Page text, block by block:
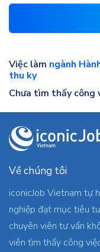
Việc làm ngành
thu ky
Chưa tìm thấy công
Về chúng tôi
iconicJob Vietnam tự
nghiệp đạt mục tiêu
chuyên viên tư vấn
viên tìm thấy công